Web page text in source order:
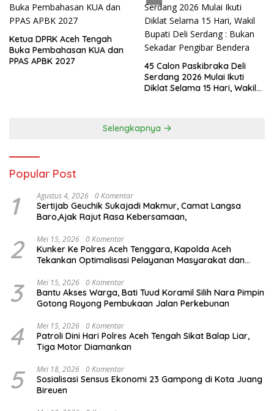
Ketua DPRK Aceh Tengah
Buka Pembahasan KUA dan
PPAS APBK 2027
45 Calon Paskibraka Deli
Serdang 2026 Mulai Ikuti
Diklat Selama 15 Hari, Wakil
Selengkapnya
Popular Post
1 Agustus 4, 2026 0 Komentar
Sertijab Geuchik Sukajadi Makmur, Camat Langsa
Baro,Ajak Rajut Rasa Kebersamaan,
2 Mei 15, 2026 0 Komentar
Kunker Ke Polres Aceh Tenggara, Kapolda Aceh
Tekankan Optimalisasi Pelayanan Masyarakat dan
3 Mei 15, 2026 0 Komentar
Bantu Akses Warga, Bati Tuud Koramil Silih Nara Pimpin
Gotong Royong Pembukaan Jalan Perkebunan
4 Mei 15, 2026 0 Komentar
Patroli Dini Hari Polres Aceh Tengah Sikat Balap Liar,
Tiga Motor Diamankan
5 Mei 18, 2026 0 Komentar
Sosialisasi Sensus Ekonomi 23 Gampong di Kota Juang
Bireuen